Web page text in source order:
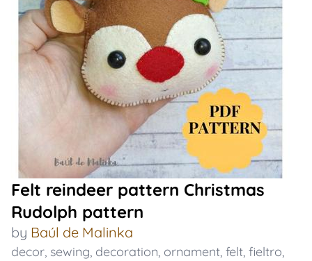
Felt reindeer pattern Christmas
Rudolph pattern
by Baúl de Malinka
decor, sewing, decoration, ornament, felt, fieltro,